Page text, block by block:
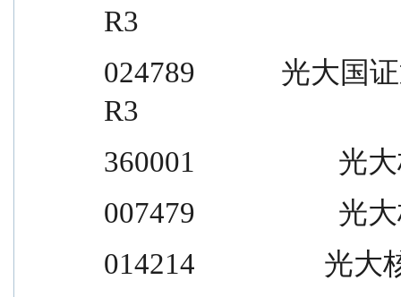
R3
024789            光大国
R3
360001                    光
007479                    光
014214                  光大